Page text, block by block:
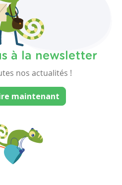
à la newsletter
nos actualités !
maintenant